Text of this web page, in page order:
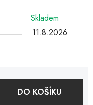
Skladem
11.8.2026
DO KOŠÍKU